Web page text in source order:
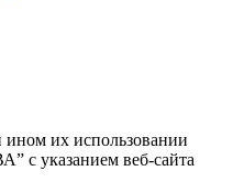
ином их использовании
с указанием веб-сайта